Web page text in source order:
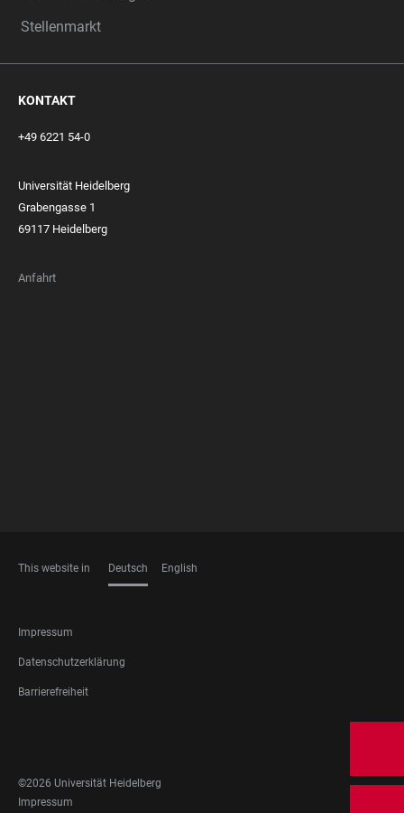
Stellenmarkt
KONTAKT
+49 6221 54-0
Universität Heidelberg
Grabengasse 1
69117 Heidelberg
Anfahrt
This website in Deutsch English
FOOTER
LEGAL
Impressum
Datenschutzerklärung
Barrierefreiheit
MEDIA
©2026 Universität Heidelberg
FOOTER
Impressum